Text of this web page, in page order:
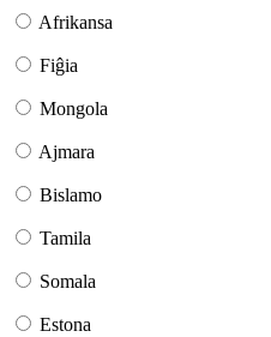
Afrikansa
Fiĝia
Mongola
Ajmara
Bislamo
Tamila
Somala
Estona